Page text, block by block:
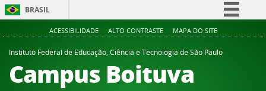
BRASIL
Simplifique!
Comunica BR
Acesso à informação
ACESSIBILIDADE ALTO CONTRASTE MAPA DO SITE
Instituto Federal de Educação, Ciência e Tecnologia de São Paulo
Campus Boituva